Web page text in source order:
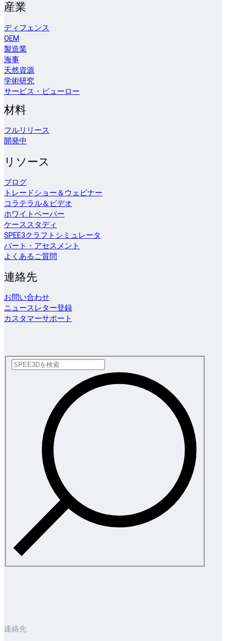
産業
ディフェンス
OEM
製造業
海事
天然資源
学術研究
サービス・ビューロー
材料
フルリリース
開発中
リソース
ブログ
トレードショー＆ウェビナー
コラテラル＆ビデオ
ホワイトペーパー
ケーススタディ
SPEE3クラフトシミュレータ
パート・アセスメント
よくあるご質問
連絡先
お問い合わせ
ニュースレター登録
カスタマーサポート
連絡先